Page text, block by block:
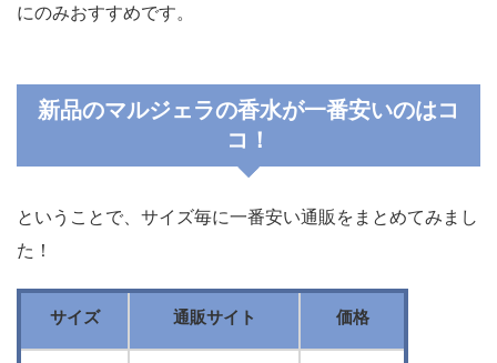
にのみおすすめです。
新品のマルジェラの香水が一番安いのはコ
コ！
ということで、サイズ毎に一番安い通販をまとめてみまし
た！
サイズ 通販サイト 価格